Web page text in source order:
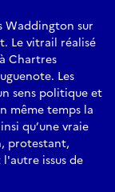
Waddington sur
Le vitrail réalisé
Chartres
Les
sens politique et
même temps la
qu’une vraie
protestant,
issus de